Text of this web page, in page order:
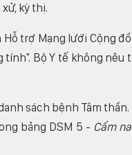
kỳ thị.
trợ Mạng lưới Cộng
tính". Bộ Y tế không nêu
sách bệnh Tâm thần.
bảng DSM 5 - Cẩm